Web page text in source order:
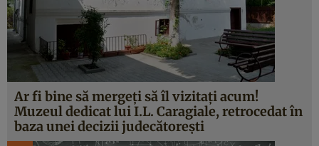
Ar fi bine să mergeţi să îl vizitaţi acum!
Muzeul dedicat lui I.L. Caragiale, retrocedat în
baza unei decizii judecătoreşti